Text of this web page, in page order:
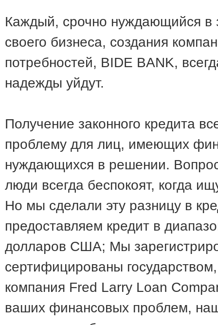
Каждый, срочно нуждающийся в
своего бизнеса, создания
потребностей, BIDE BANK,
надежды уйдут.
Получение законного кредита
проблему для лиц, имеющих
нуждающихся в решении.
люди всегда беспокоят, когда
Но мы сделали эту разницу в
предоставляем кредит в
долларов США; Мы
сертифицированы
компания Fred Larry Loan
ваших финансовых проблем,